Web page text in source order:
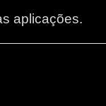
aplicações.